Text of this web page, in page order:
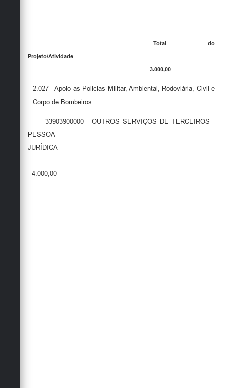
Total do
Projeto/Atividade
3.000,00
2.027 - Apoio as Policias Militar, Ambiental, Rodoviária, Civil e
Corpo de Bombeiros
33903900000 - OUTROS SERVIÇOS DE TERCEIROS -
PESSOA
JURÍDICA
4.000,00